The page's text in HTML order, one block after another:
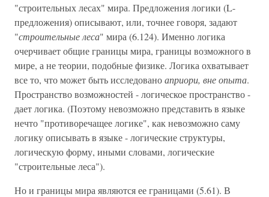
"строительных лесах" мира. Предложения логики (L-
предложения) описывают, или, точнее говоря, задают
"строительные леса" мира (6.124). Именно логика
очерчивает общие границы мира, границы возможного в
мире, а не теории, подобные физике. Логика охватывает
все то, что может быть исследованоаприори, вне опыта.
Пространство возможностей - логическое пространство -
дает логика. (Поэтому невозможно представить в языке
нечто "противоречащее логике", как невозможно саму
логику описывать в языке - логические структуры,
логическую форму, иными словами, логические
"строительные леса").
Но и границы мира являются ее границами (5.61). В